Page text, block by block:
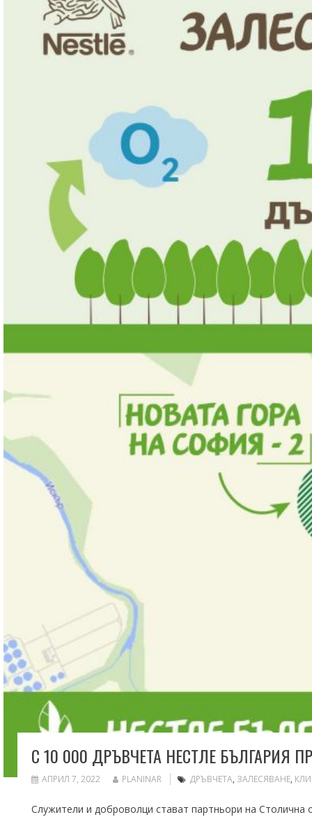
С 10 000 ДРЪВЧЕТА НЕСТЛЕ БЪЛГАРИЯ
АПРИЛ 7, 2022 PLANINAR ДРЪВЧЕТА, ЗАЛЕСЯВАНЕ,
Служители и доброволци стават партньори на